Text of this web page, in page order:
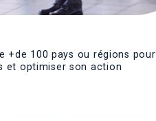
+de 100 pays ou régions pour
et optimiser son action